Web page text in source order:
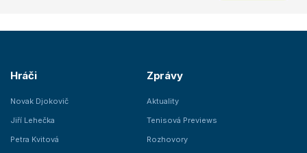
Hráči
Novak Djokovič
Jiří Lehečka
Petra Kvitová
Zprávy
Aktuality
Tenisová Previews
Rozhovory